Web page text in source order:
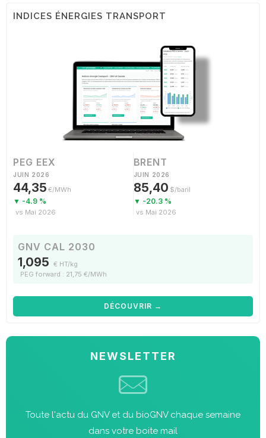
INDICES ÉNERGIES TRANSPORT
PEG EEX
JUIN 2026
44,35 €/MWh
▼ -4.9 %
vs Mai 2026
BRENT
JUIN 2026
85,40 $/baril
▼ -20.3 %
vs Mai 2026
GNV CAL 2030
1,095 € HT/kg
PEG forward : 21,75 €/MWh
DÉCOUVRIR →
NEWSLETTER
Toute l'actu du GNV et du bioGNV chaque semaine
dans votre boite mail